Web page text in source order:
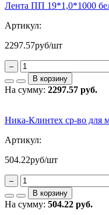
Лента ПП 19*1,0*1000
Артикул:
2297.57руб/шт
–
В корзину
На сумму: 2297.57 руб.
Ника-Клинтех ср-во для
Артикул:
504.22руб/шт
–
В корзину
На сумму: 504.22 руб.